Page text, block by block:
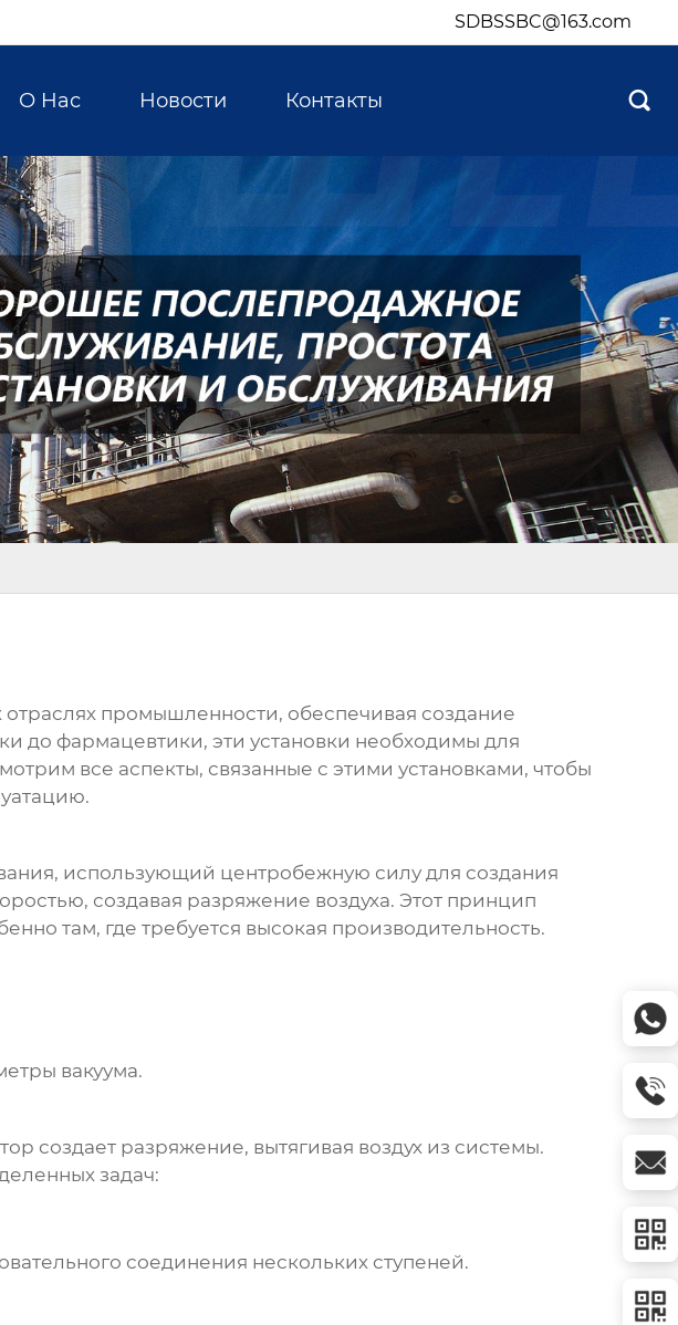
SDBSSBC@163.com
О Hас Новости Контакты 
промышленности, обеспечивая создание
до фармацевтики, эти установки необходимы для
все аспекты, связанные с этими установками, чтобы
использующий центробежную силу для создания
создавая разряжение воздуха. Этот принцип
там, где требуется высокая производительность.
вакуума.
разряжение, вытягивая воздух из системы.
задач:
соединения нескольких ступеней.